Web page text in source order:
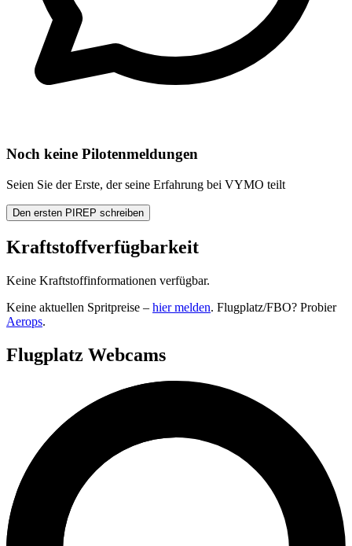
Noch keine Pilotenmeldungen
Seien Sie der Erste, der seine Erfahrung bei VYMO teilt
Den ersten PIREP schreiben
Kraftstoffverfügbarkeit
Keine Kraftstoffinformationen verfügbar.
Keine aktuellen Spritpreise – hier melden. Flugplatz/FBO? Probier
Aerops.
Flugplatz Webcams